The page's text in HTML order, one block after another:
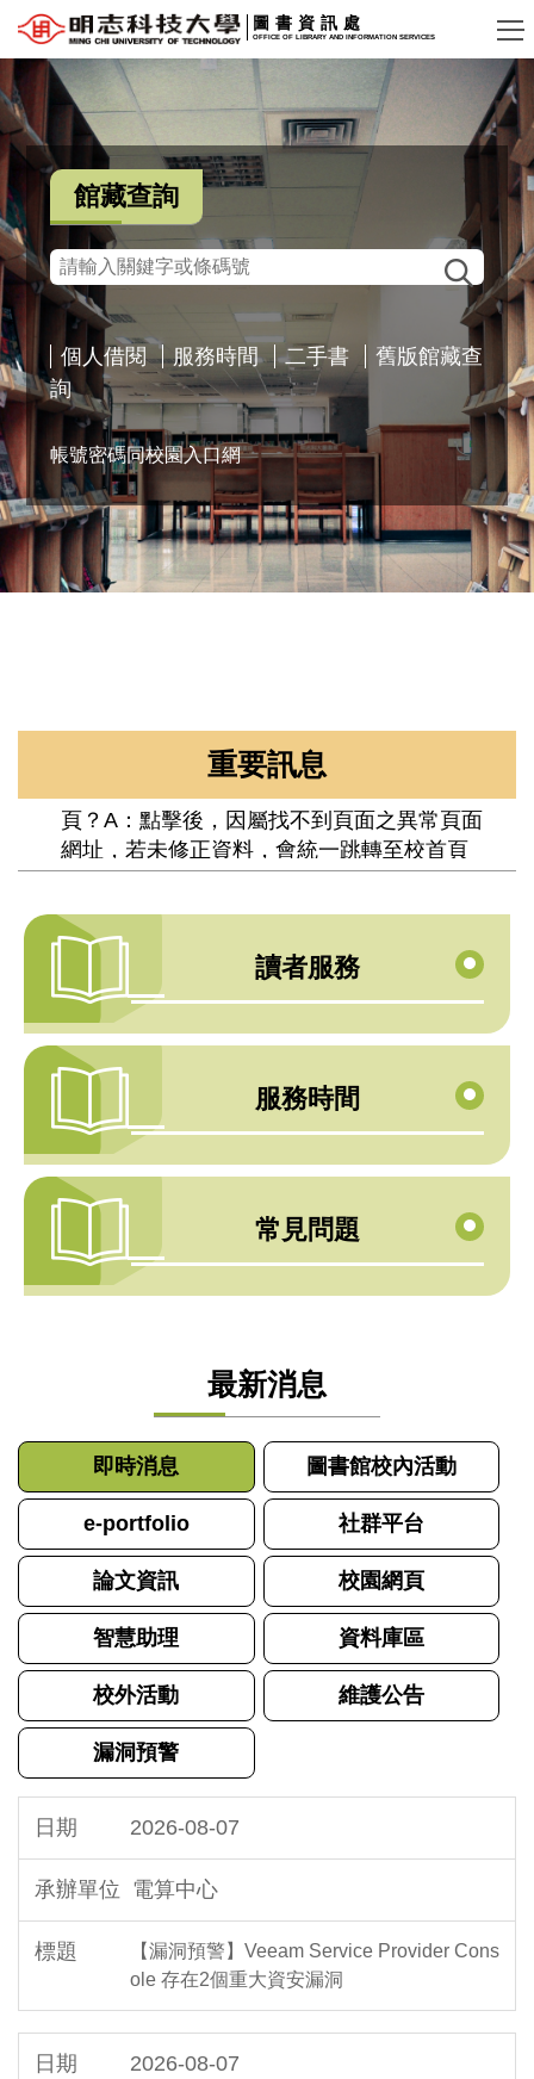
跳
到
主
要
內
容
區
圖書資訊處
OFFICE OF LIBRARY AND INFORMATION SERVICES
館藏查詢
個人借閱 服務時間 二手書
舊版館藏查
詢
帳號密碼同校園入口網
重要訊息
Q：為何點擊某些單位網頁連結會轉跳至校首
頁？A：點擊後，因屬找不到頁面之異常頁面
網址，若未修正資料，會統一跳轉至校首頁
讀者服務
服務時間
常見問題
最新消息
即時消息 圖書館校內活動
e-portfolio 社群平台
論文資訊 校園網頁
智慧助理 資料庫區
校外活動 維護公告
漏洞預警
2026-08-07
電算中心
【漏洞預警】Veeam Service Provider Cons
ole 存在2個重大資安漏洞
2026-08-07